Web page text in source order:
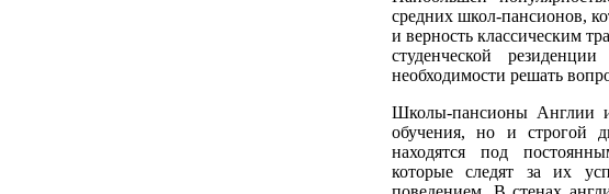
средних школ-пансионов,
и верность классическим
студенческой
необходимости решать
Школы-пансионы Англии
обучения, но и строгой
находятся под
которые следят за их